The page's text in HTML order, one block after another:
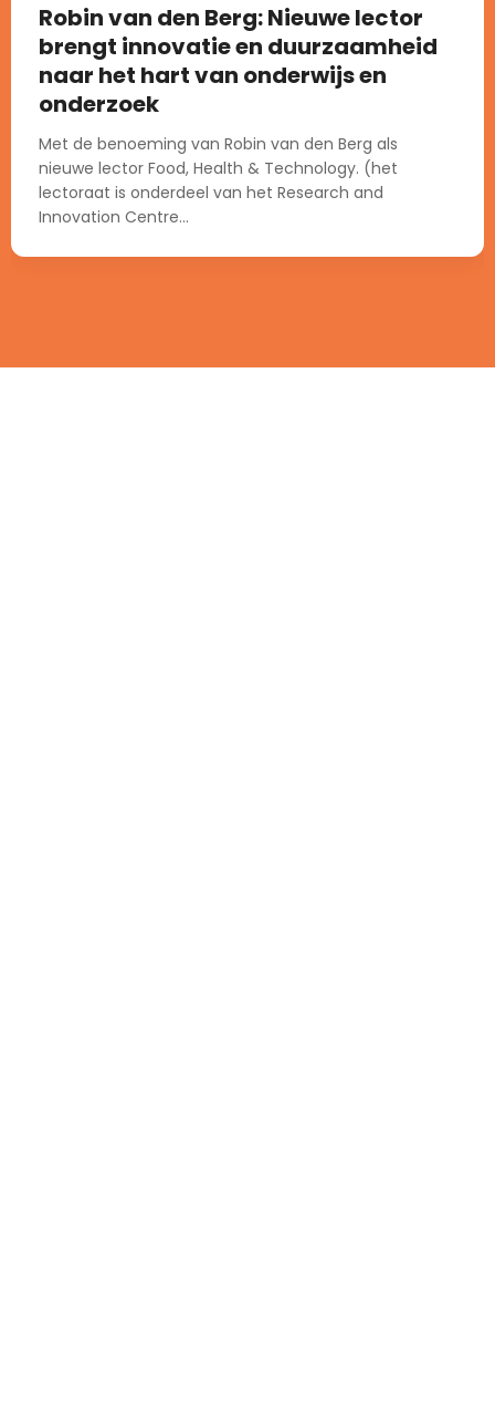
Robin van den Berg: Nieuwe lector
brengt innovatie en duurzaamheid
naar het hart van onderwijs en
onderzoek
Met de benoeming van Robin van den Berg als
nieuwe lector Food, Health & Technology. (het
lectoraat is onderdeel van het Research and
Innovation Centre...